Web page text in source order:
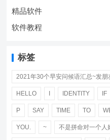
精品软件
软件教程
标签
2021年30个早安问候语汇总~发朋
HELLO IDENTITY IF
P SAY TIME TO
YOU. ~ 不是拼命对一个人